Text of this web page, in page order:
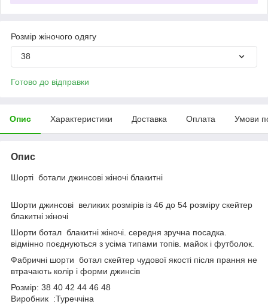
Розмір жіночого одягу
38
Готово до відправки
Опис Характеристики Доставка Оплата Умови
Опис
Шорті ботали джинсові жіночі блакитні
Шорти джинсові великих розмірів із 46 до 54 розміру скейтер
блакитні жіночі
Шорти ботал блакитні жіночі. середня зручна посадка.
відмінно поєднуються з усіма типами топів. майок і футболок.
Фабричні шорти ботал скейтер чудової якості після прання не
втрачають колір і форми джинсів
Розмір: 38 40 42 44 46 48
Виробник :Туреччіна